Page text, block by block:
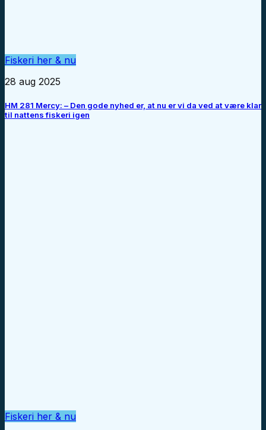
Fiskeri her & nu
28 aug 2025
HM 281 Mercy: – Den gode nyhed er, at nu er vi da ved at være klar
til nattens fiskeri igen
Fiskeri her & nu